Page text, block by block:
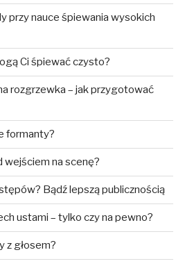
przy nauce śpiewania wysokich
Ci śpiewać czysto?
rozgrzewka – jak przygotować
formanty?
wejściem na scenę?
Bądź lepszą publicznością
ustami – tylko czy na pewno?
z głosem?